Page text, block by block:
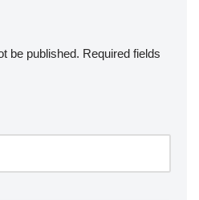
be published. Required fields